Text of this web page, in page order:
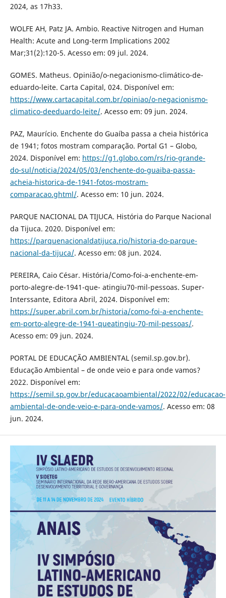
2024, as 17h33.
WOLFE AH, Patz JA. Ambio. Reactive Nitrogen and Human
Health: Acute and Long-term Implications 2002
Mar;31(2):120-5. Acesso em: 09 jul. 2024.
GOMES. Matheus. Opinião/o-negacionismo-climático-de-
eduardo-leite. Carta Capital, 024. Disponível em:
https://www.cartacapital.com.br/opiniao/o-negacionismo-
climatico-deeduardo-leite/. Acesso em: 09 jun. 2024.
PAZ, Maurício. Enchente do Guaíba passa a cheia histórica
de 1941; fotos mostram comparação. Portal G1 – Globo,
2024. Disponível em: https://g1.globo.com/rs/rio-grande-
do-sul/noticia/2024/05/03/enchente-do-guaiba-passa-
acheia-historica-de-1941-fotos-mostram-
comparacao.ghtml/. Acesso em: 10 jun. 2024.
PARQUE NACIONAL DA TIJUCA. História do Parque Nacional
da Tijuca. 2020. Disponível em:
https://parquenacionaldatijuca.rio/historia-do-parque-
nacional-da-tijuca/. Acesso em: 08 jun. 2024.
PEREIRA, Caio César. História/Como-foi-a-enchente-em-
porto-alegre-de-1941-que- atingiu70-mil-pessoas. Super-
Interssante, Editora Abril, 2024. Disponível em:
https://super.abril.com.br/historia/como-foi-a-enchente-
em-porto-alegre-de-1941-queatingiu-70-mil-pessoas/.
Acesso em: 09 jun. 2024.
PORTAL DE EDUCAÇÃO AMBIENTAL (semil.sp.gov.br).
Educação Ambiental – de onde veio e para onde vamos?
2022. Disponível em:
https://semil.sp.gov.br/educacaoambiental/2022/02/educacao-
ambiental-de-onde-veio-e-para-onde-vamos/. Acesso em: 08
jun. 2024.